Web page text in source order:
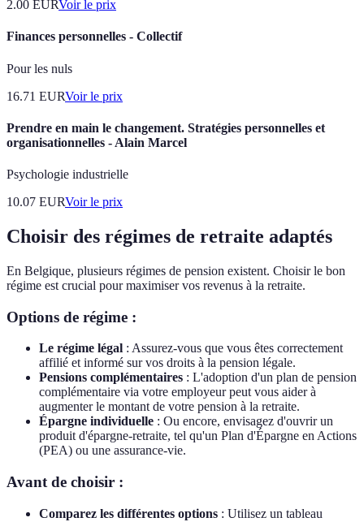
2.00 EURVoir le prix
Finances personnelles - Collectif
Pour les nuls
16.71 EURVoir le prix
Prendre en main le changement. Stratégies personnelles et
organisationnelles - Alain Marcel
Psychologie industrielle
10.07 EURVoir le prix
Choisir des régimes de retraite adaptés
En Belgique, plusieurs régimes de pension existent. Choisir le bon
régime est crucial pour maximiser vos revenus à la retraite.
Options de régime :
Le régime légal : Assurez-vous que vous êtes correctement
affilié et informé sur vos droits à la pension légale.
Pensions complémentaires : L'adoption d'un plan de pension
complémentaire via votre employeur peut vous aider à
augmenter le montant de votre pension à la retraite.
Épargne individuelle : Ou encore, envisagez d'ouvrir un
produit d'épargne-retraite, tel qu'un Plan d'Épargne en Actions
(PEA) ou une assurance-vie.
Avant de choisir :
Comparez les différentes options : Utilisez un tableau